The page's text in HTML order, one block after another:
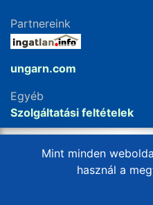
Mint minden
használ a
Partnereink
ungarn.com
Egyéb
Szolgáltatási feltételek